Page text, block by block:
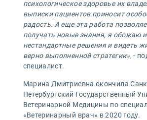
психологическое здоровье их
выписки пациентов приносит
радость. А еще эта работа
получать новые знания, я обожаю
нестандартные решения и видеть
верно выполненной стратегии», -
специалист.
Марина Дмитриевна окончила
Петербургский Государственный
Ветеринарной Медицины по
«Ветеринарный врач» в 2020 году.